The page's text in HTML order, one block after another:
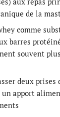
de la
comme
barres
souvent
deux prises
un apport